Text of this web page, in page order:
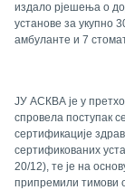
издало рјешења о
установе за укупно
амбуланте и 7
ЈУ АСКВА је у
спровела поступак
сертификације
сертификованих
20/12), те је на
припремили тимови